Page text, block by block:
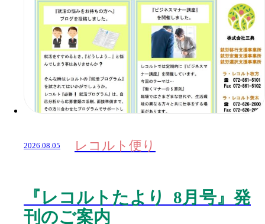
2026.08.05 レコルト便り
『レコルトたより 8月号』発
刊のご案内